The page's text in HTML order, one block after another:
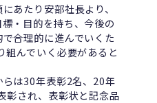
あたり安部社長より、
・目的を持ち、今後の
合理的に進んでいくた
組んでいく必要があると
は30年表彰2名、20年
彰され、表彰状と記念品